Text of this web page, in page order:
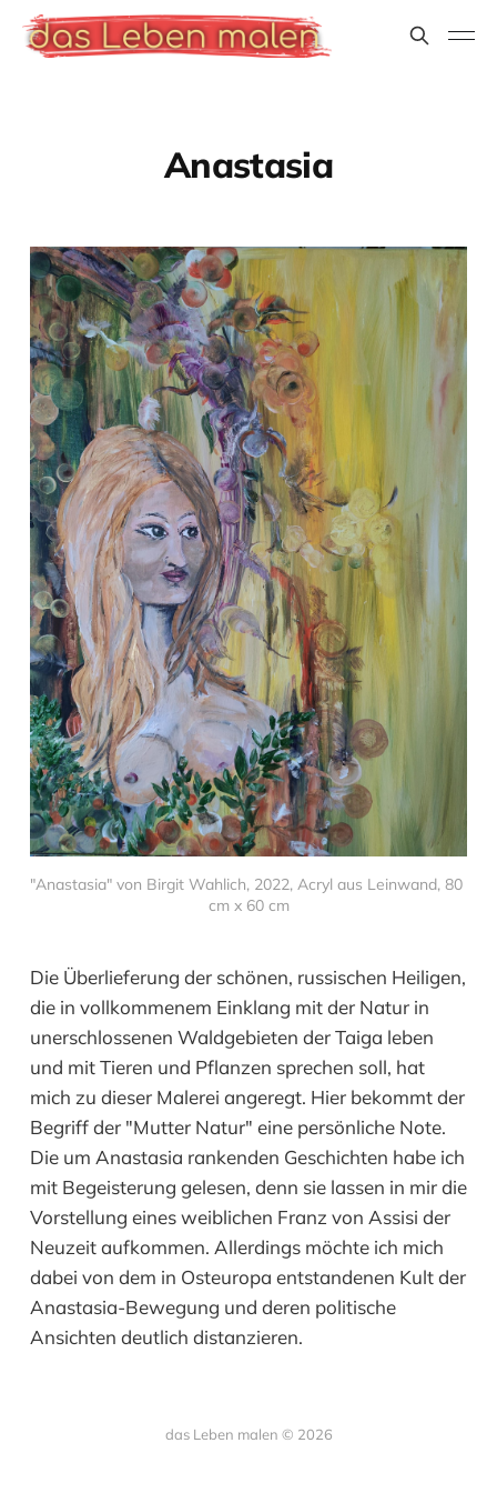
Anastasia
"Anastasia" von Birgit Wahlich, 2022, Acryl aus Leinwand, 80
cm x 60 cm
Die Überlieferung der schönen, russischen Heiligen,
die in vollkommenem Einklang mit der Natur in
unerschlossenen Waldgebieten der Taiga leben
und mit Tieren und Pflanzen sprechen soll, hat
mich zu dieser Malerei angeregt. Hier bekommt der
Begriff der "Mutter Natur" eine persönliche Note.
Die um Anastasia rankenden Geschichten habe ich
mit Begeisterung gelesen, denn sie lassen in mir die
Vorstellung eines weiblichen Franz von Assisi der
Neuzeit aufkommen. Allerdings möchte ich mich
dabei von dem in Osteuropa entstandenen Kult der
Anastasia-Bewegung und deren politische
Ansichten deutlich distanzieren.
das Leben malen © 2026